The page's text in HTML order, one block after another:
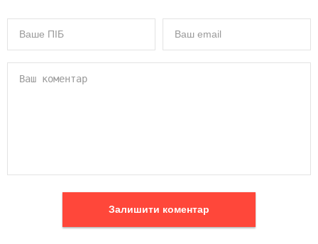
Залишити коментар